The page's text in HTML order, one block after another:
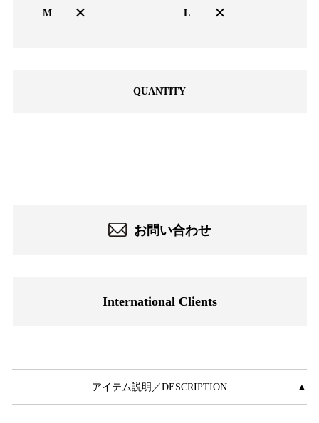
M × L ×
QUANTITY
-
お問い合わせ
International Clients
アイテム説明／DESCRIPTION ▲